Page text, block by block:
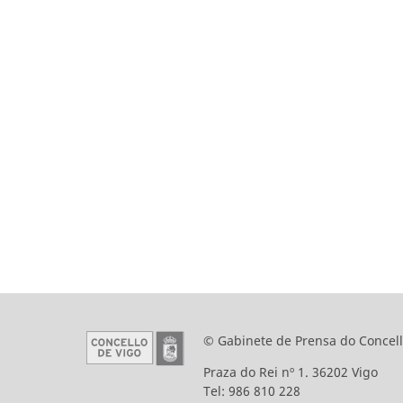
© Gabinete de Prensa do
Praza do Rei nº 1. 36202 Vigo
Tel: 986 810 228